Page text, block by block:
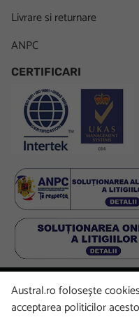
Livrare si returnare
ANPC
CERTIFICARI
Austral.ro folosește
acceptarea politicilor